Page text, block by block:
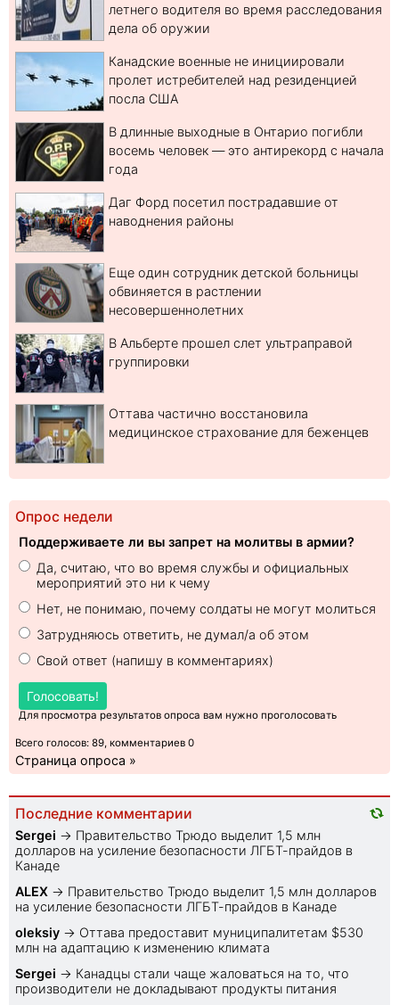
летнего водителя во время расследования
дела об оружии
Канадские военные не инициировали
пролет истребителей над резиденцией
посла США
В длинные выходные в Онтарио погибли
восемь человек — это антирекорд с начала
года
Даг Форд посетил пострадавшие от
наводнения районы
Еще один сотрудник детской больницы
обвиняется в растлении
несовершеннолетних
В Альберте прошел слет ультраправой
группировки
Оттава частично восстановила
медицинское страхование для беженцев
Опрос недели
Поддерживаете ли вы запрет на молитвы в армии?
Да, считаю, что во время службы и официальных
мероприятий это ни к чему
Нет, не понимаю, почему солдаты не могут молиться
Затрудняюсь ответить, не думал/а об этом
Свой ответ (напишу в комментариях)
Голосовать!
Для просмотра результатов опроса вам нужно проголосовать
Всего голосов: 89, комментариев 0
Страница опроса »
Последние комментарии
Sеrgei → Правительство Трюдо выделит 1,5 млн
долларов на усиление безопасности ЛГБТ-прайдов в
Канаде
ALEX → Правительство Трюдо выделит 1,5 млн долларов
на усиление безопасности ЛГБТ-прайдов в Канаде
oleksiy → Оттава предоставит муниципалитетам $530
млн на адаптацию к изменению климата
Sеrgei → Канадцы стали чаще жаловаться на то, что
производители не докладывают продукты питания